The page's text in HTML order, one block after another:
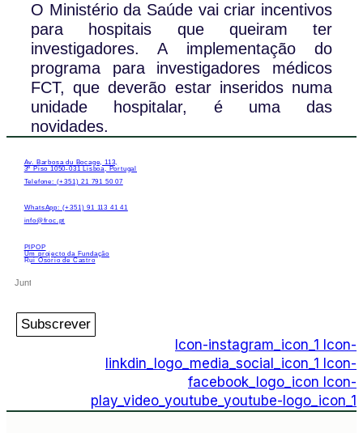
O Ministério da Saúde vai criar incentivos
para hospitais que queiram ter
investigadores. A implementação do
programa para investigadores médicos
FCT, que deverão estar inseridos numa
unidade hospitalar, é uma das
novidades.
Av. Barbosa du Bocage, 113,
3º Piso 1050-031 Lisboa, Portugal
Telefone: (+351) 21 791 50 07
WhatsApp: (+351) 91 113 41 41
info@froc.pt
PIPOP
Um projecto da Fundação
Rui Osório de Castro
Subscrever
Icon-instagram_icon_1
Icon-
linkdin_logo_media_social_icon_1
Icon-
facebook_logo_icon Icon-
play_video_youtube_youtube-logo_icon_1